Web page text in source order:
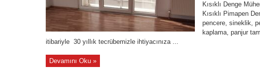
Kısıklı Denge
Kısıklı Pimapen
pencere, sineklik,
kaplama, panjur
itibariyle 30 yıllık tecrübemizle ihtiyacınıza ...
Devamını Oku »